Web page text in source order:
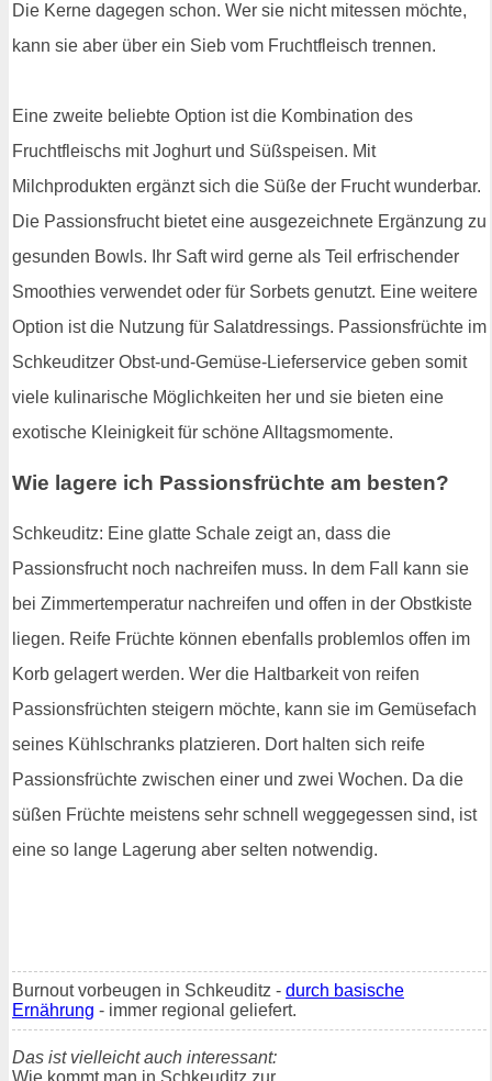
Die Kerne dagegen schon. Wer sie nicht mitessen möchte,
kann sie aber über ein Sieb vom Fruchtfleisch trennen.
Eine zweite beliebte Option ist die Kombination des
Fruchtfleischs mit Joghurt und Süßspeisen. Mit
Milchprodukten ergänzt sich die Süße der Frucht wunderbar.
Die Passionsfrucht bietet eine ausgezeichnete Ergänzung zu
gesunden Bowls. Ihr Saft wird gerne als Teil erfrischender
Smoothies verwendet oder für Sorbets genutzt. Eine weitere
Option ist die Nutzung für Salatdressings. Passionsfrüchte im
Schkeuditzer Obst-und-Gemüse-Lieferservice geben somit
viele kulinarische Möglichkeiten her und sie bieten eine
exotische Kleinigkeit für schöne Alltagsmomente.
Wie lagere ich Passionsfrüchte am besten?
Schkeuditz: Eine glatte Schale zeigt an, dass die
Passionsfrucht noch nachreifen muss. In dem Fall kann sie
bei Zimmertemperatur nachreifen und offen in der Obstkiste
liegen. Reife Früchte können ebenfalls problemlos offen im
Korb gelagert werden. Wer die Haltbarkeit von reifen
Passionsfrüchten steigern möchte, kann sie im Gemüsefach
seines Kühlschranks platzieren. Dort halten sich reife
Passionsfrüchte zwischen einer und zwei Wochen. Da die
süßen Früchte meistens sehr schnell weggegessen sind, ist
eine so lange Lagerung aber selten notwendig.
Burnout vorbeugen in Schkeuditz - durch basische
Ernährung - immer regional geliefert.
Das ist vielleicht auch interessant:
Wie kommt man in Schkeuditz zur